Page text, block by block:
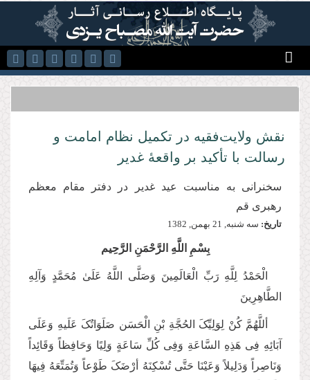
رفتن به محتوای اصلی
نقش ولایت‌فقیه در تکمیل نظام امامت و
رسالت با تأکید بر واقعهٔ غدیر
سخنرانی به مناسبت عید غدیر در دفتر مقام معظم
رهبری قم
تاریخ: سه شنبه, 21 بهمن, 1382
بِسْمِ اللَّهِ الرَّحْمَنِ الرَّحِیم
الْحَمْدُ لِلَّهِ رَبِّ الْعَالَمِينَ وَصَلَّى اللَّهُ عَلَىٰ مُحَمَّدٍ وَآلِهِ
الطَّاهِرِينَ
أللَّهُمَّ کُنْ لِوَلِیِّکَ الحُجَّةِ بْنِ الْحَسَن صَلَوَاتُکَ عَلَیهِ وَعَلَی
آبَائِهِ فِی هَذِهِ السَّاعَةِ وَفِی کُلِّ سَاعَةٍ وَلِیًا وَحَافِظاً وَقَائِداً
وَنَاصِراً وَدَلِیلاً وَعَیْنَا حَتَّی تُسْکِنَهُ أرْضَکَ طَوْعاً وَتُمَتِّعَهُ فِیهَا